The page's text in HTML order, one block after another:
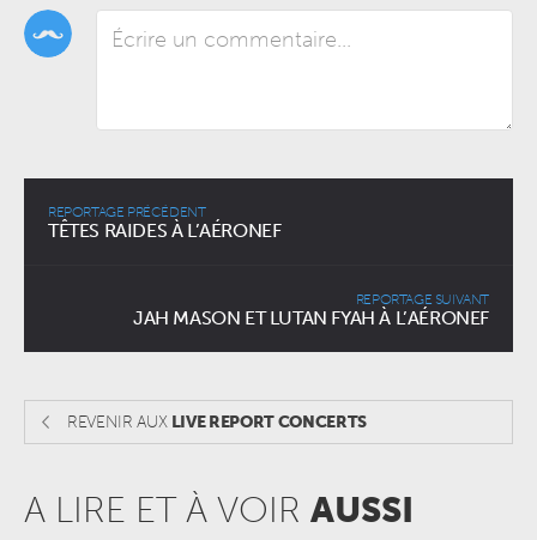
REPORTAGE PRÉCÉDENT
TÊTES RAIDES À L’AÉRONEF
REPORTAGE SUIVANT
JAH MASON ET LUTAN FYAH À L’AÉRONEF
REVENIR AUX LIVE REPORT CONCERTS
A LIRE ET À VOIR AUSSI